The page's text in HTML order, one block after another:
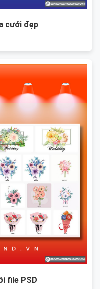
cưới đẹp
file PSD